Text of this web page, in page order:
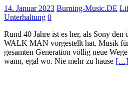
14. Januar 2023 Burning-Music.DE
Unterhaltung 0
Rund 40 Jahre ist es her, als Sony den
WALK MAN vorgestellt hat. Musik
gesamten Generation völlig neue
wann, egal wo. Nie mehr zu hause […]